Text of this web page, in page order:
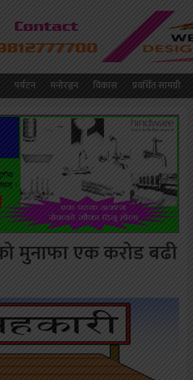
पर्यटन मनाेरञ्जन विकास प्रवर्धित सामग्री
मुनाफा एक करोड बढी